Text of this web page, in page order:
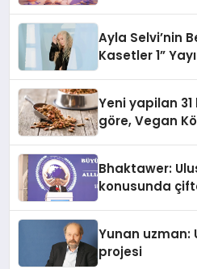
Ayla Selvi’nin
Kasetler 1”
Yeni yapilan
göre, Vegan
Bhaktawer:
konusunda
Yunan uzman:
projesi